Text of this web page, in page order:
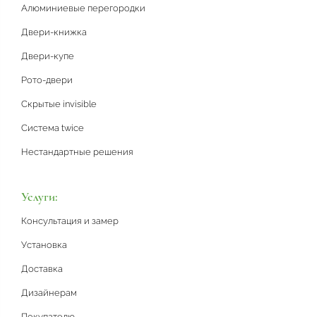
Алюминиевые перегородки
Двери-книжка
Двери-купе
Рото-двери
Скрытые invisible
Система twice
Нестандартные решения
Услуги:
Консультация и замер
Установка
Доставка
Дизайнерам